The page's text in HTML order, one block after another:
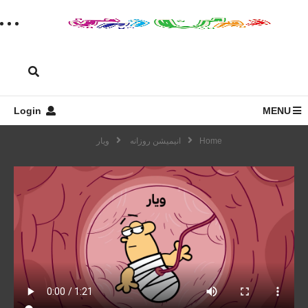
MENU
Home انیمیشن روزانه ویار
سریال